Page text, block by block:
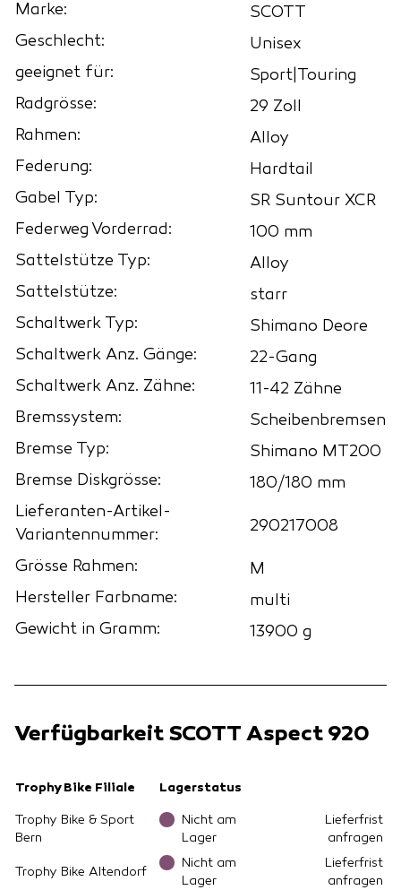
Marke:
SCOTT
Geschlecht:
Unisex
geeignet für:
Sport|Touring
Radgrösse:
29 Zoll
Rahmen:
Alloy
Federung:
Hardtail
Gabel Typ:
SR Suntour XCR
Federweg Vorderrad:
100 mm
Sattelstütze Typ:
Alloy
Sattelstütze:
starr
Schaltwerk Typ:
Shimano Deore
Schaltwerk Anz. Gänge:
22-Gang
Schaltwerk Anz. Zähne:
11-42 Zähne
Bremssystem:
Scheibenbremsen
Bremse Typ:
Shimano MT200
Bremse Diskgrösse:
180/180 mm
Lieferanten-Artikel-
Variantennummer:
290217008
Grösse Rahmen:
M
Hersteller Farbname:
multi
Gewicht in Gramm:
13900 g
Verfügbarkeit SCOTT Aspect 920
Trophy Bike Filiale Lagerstatus
Trophy Bike & Sport
Bern
Nicht am
Lager
Lieferfrist
anfragen
Trophy Bike Altendorf
Nicht am
Lager
Lieferfrist
anfragen